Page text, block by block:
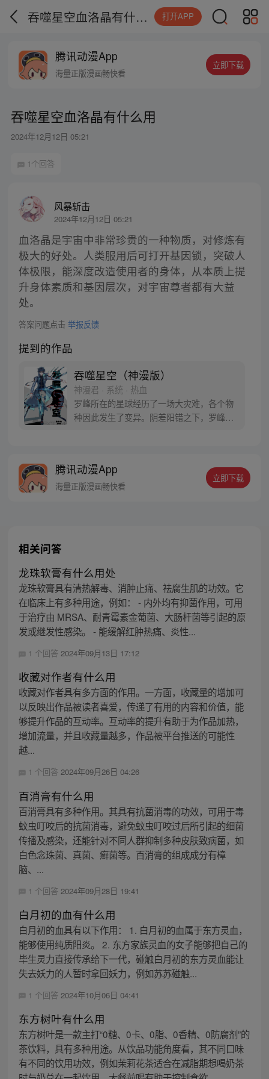
吞噬星空血洛晶有什么用 打开APP
腾讯动漫App
海量正版漫画畅快看
立即下载
吞噬星空血洛晶有什么用
2024年12月12日 05:21
1个回答
风暴斩击
2024年12月12日 05:21
血洛晶是宇宙中非常珍贵的一种物质，对修炼有
极大的好处。人类服用后可打开基因锁，突破人
体极限，能深度改造使用者的身体，从本质上提
升身体素质和基因层次，对宇宙尊者都有大益
处。
答案问题点击 举报反馈
提到的作品
吞噬星空（神漫版）
神漫君 · 系统 · 热血
罗峰所在的星球经历了一场大灾难，各个物
种因此发生了变异。阴差阳错之下，罗峰得
取而代之，成为了新的星空吞噬巨兽，同时
还形成了人类分身。最终，罗峰迈出了他所
腾讯动漫App
海量正版漫画畅快看
立即下载
相关问答
龙珠软膏有什么用处
龙珠软膏具有清热解毒、消肿止痛、祛腐生肌的功效。它
在临床上有多种用途，例如： - 内外均有抑菌作用，可用
于治疗由 MRSA、耐青霉素金葡菌、大肠杆菌等引起的原
发或继发性感染。 - 能缓解红肿热痛、炎性...
1 个回答 2024年09月13日 17:12
收藏对作者有什么用
收藏对作者具有多方面的作用。一方面，收藏量的增加可
以反映出作品被读者喜爱，传递了有用的内容和价值，能
够提升作品的互动率。互动率的提升有助于为作品加热，
增加流量，并且收藏量越多，作品被平台推送的可能性
越...
1 个回答 2024年09月26日 04:26
百消膏有什么用
百消膏具有多种作用。其具有抗菌消毒的功效，可用于毒
蚊虫叮咬后的抗菌消毒，避免蚊虫叮咬过后所引起的细菌
传播及感染，还能针对不同人群抑制多种皮肤致病菌，如
白色念珠菌、真菌、癣菌等。百消膏的组成成分有樟
脑、...
1 个回答 2024年09月28日 19:41
白月初的血有什么用
白月初的血具有以下作用： 1. 白月初的血属于东方灵血，
能够使用纯质阳炎。 2. 东方家族灵血的女子能够把自己的
毕生灵力直接传承给下一代，碰触白月初的东方灵血能让
失去妖力的人暂时拿回妖力，例如苏苏碰触...
1 个回答 2024年10月06日 04:41
东方树叶有什么用
东方树叶是一款主打“0糖、0卡、0脂、0香精、0防腐剂”的
茶饮料，具有多种用途。从饮品功能角度看，其不同口味
有不同的饮用功效，例如茉莉花茶适合在减脂期想喝奶茶